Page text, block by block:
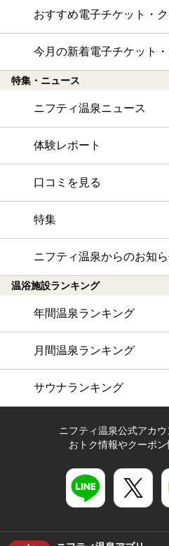
おすすめ電子チケット・
今月の新着電子チケット
特集・ニュース
ニフティ温泉ニュース
体験レポート
口コミを見る
特集
ニフティ温泉からのお知
温浴施設ランキング
年間温泉ランキング
月間温泉ランキング
サウナランキング
ニフティ温泉公式アカ
おトク情報やクーポ